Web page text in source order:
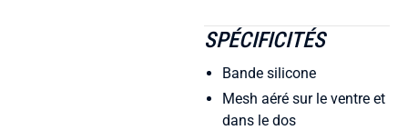
SPÉCIFICITÉS
Bande silicone
Mesh aéré sur le ventre et
dans le dos